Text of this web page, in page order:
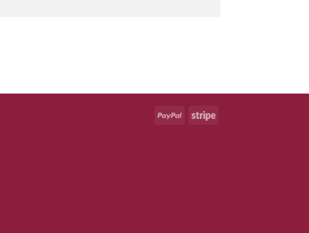
PayPal Stripe